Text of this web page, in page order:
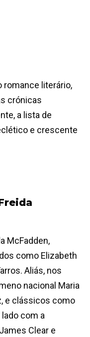
romance literário,
crónicas
a lista de
e crescente
McFadden,
como Elizabeth
Aliás, nos
nacional Maria
e clássicos como
lado com a
Clear e